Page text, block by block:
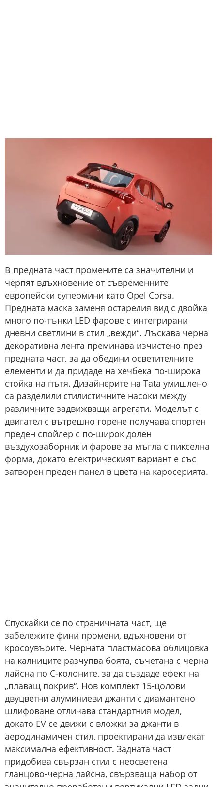
В предната част промените са значителни и
черпят вдъхновение от съвременните
европейски супермини като Opel Corsa.
Предната маска заменя остарелия вид с двойка
много по-тънки LED фарове с интегрирани
дневни светлини в стил „вежди“. Лъскава черна
декоративна лента преминава изчистено през
предната част, за да обедини осветителните
елементи и да придаде на хечбека по-широка
стойка на пътя. Дизайнерите на Tata умишлено
са разделили стилистичните насоки между
различните задвижващи агрегати. Моделът с
двигател с вътрешно горене получава спортен
преден спойлер с по-широк долен
въздухозаборник и фарове за мъгла с пикселна
форма, докато електрическият вариант е със
затворен преден панел в цвета на каросерията.
Спускайки се по страничната част, ще
забележите фини промени, вдъхновени от
кросоувърите. Черната пластмасова облицовка
на калниците разчупва боята, съчетана с черна
лайсна по С-колоните, за да създаде ефект на
„плаващ покрив“. Нов комплект 15-цолови
двуцветни алуминиеви джанти с диамантено
шлифоване отличава стандартния модел,
докато EV се движи с вложки за джанти в
аеродинамичен стил, проектирани да извлекат
максимална ефективност. Задната част
придобива свързан стил с неосветена
гланцово-черна лайсна, свързваща набор от